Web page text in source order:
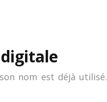
nom est déjà utilisé.